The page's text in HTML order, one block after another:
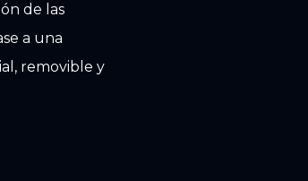
de las
a una
removible y